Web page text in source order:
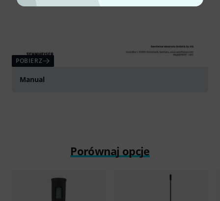
POBIERZ
Manual
Porównaj opcje